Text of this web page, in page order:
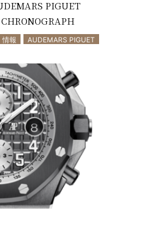
PIGUET
情報 AUDEMARS PIGUET